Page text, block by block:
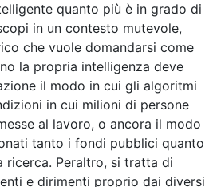
quanto più è in grado di
in un contesto mutevole,
che vuole domandarsi come
la propria intelligenza deve
il modo in cui gli algoritmi
in cui milioni di persone
al lavoro, o ancora il modo
tanto i fondi pubblici quanto
ricerca. Peraltro, si tratta di
e dirimenti proprio dai diversi